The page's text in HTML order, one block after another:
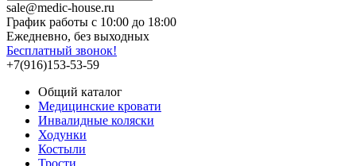
sale@medic-house.ru
График работы с 10:00 до 18:00
Ежедневно, без выходных
Бесплатный звонок!
+7(916)153-53-59
Общий каталог
Медицинские кровати
Инвалидные коляски
Ходунки
Костыли
Трости